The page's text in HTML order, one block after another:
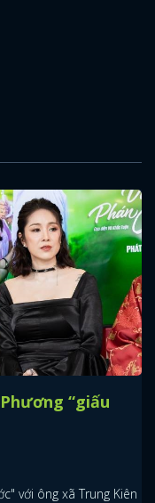
“giấu
với ông xã Trung Kiên